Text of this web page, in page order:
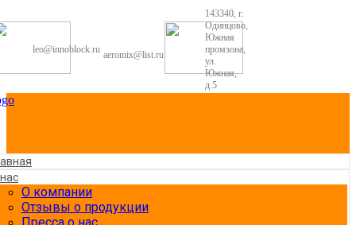
leo@innoblock.ru aeromix@list.ru
143340, г.
Одинцово,
Южная
промзона,
ул.
Южная,
д.5
О компании
Отзывы о продукции